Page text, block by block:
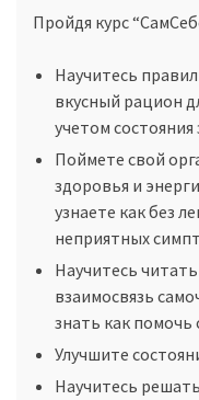
Пройдя курс
Научитесь
вкусный рацион
учетом состояния
Поймете свой
здоровья и
узнаете как без
неприятных
Научитесь
взаимосвязь
знать как помочь
Улучшите
Научитесь